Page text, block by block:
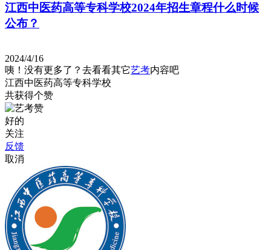
江西中医药高等专科学校2024年招生章程什么时候
公布？
2024/4/16
咦！没有更多了？去看看其它艺考内容吧
江西中医药高等专科学校
共获得个赞
好的
关注
反馈
取消